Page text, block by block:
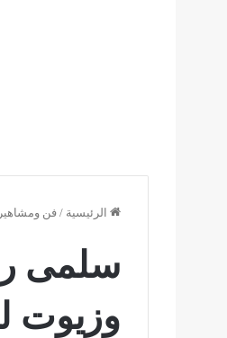
الرئيسية / فن ومشاهير
سلمى
وزيوت